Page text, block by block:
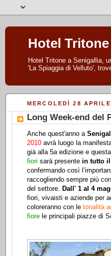
Hotel
Hotel Tritone a Senigallia,
'La Spiaggia di Velluto',
MERCOLEDÌ 28
Long Week-end del
Anche quest'anno a
2010 avrà luogo la
già alla 5a edizione e
fiori sarà presente in tutto il
confermando così
raccogliendo sempre più
del settore.
Dall' 1 al 4
fiori, vivaisti e aziende per
coloreranno con le tonalità
fiore le principali piazze di